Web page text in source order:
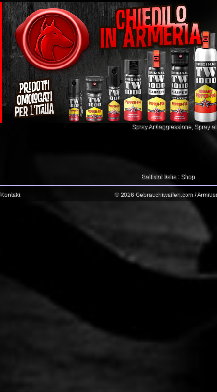
Spray Antiaggressione, Spray
Ballistol Italia : Shop
Kontakt © 2026 Gebrauchtwaffen.com /